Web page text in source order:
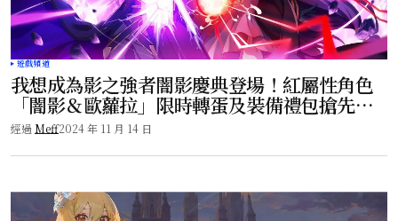
遊戲頻道
我想成為影之強者闇影慶典登場！紅屬性角色
「闇影＆歐蘿拉」限時轉蛋及裝備禮包搶先
看！
經過 Meff2024 年 11 月 14 日